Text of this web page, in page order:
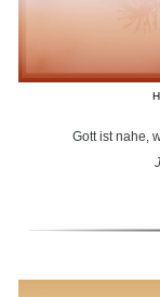
Gott ist nahe,